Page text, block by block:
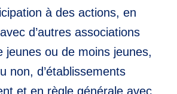
à des actions, en
d’autres associations
jeunes ou de moins jeunes,
non, d’établissements
et en règle générale avec